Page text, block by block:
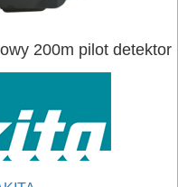
200m pilot detektor